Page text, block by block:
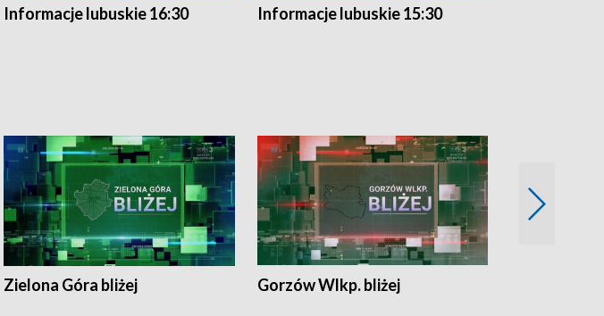
Informacje lubuskie 16:30 Informacje lubuskie 15:30
Zielona Góra bliżej Gorzów Wlkp. bliżej